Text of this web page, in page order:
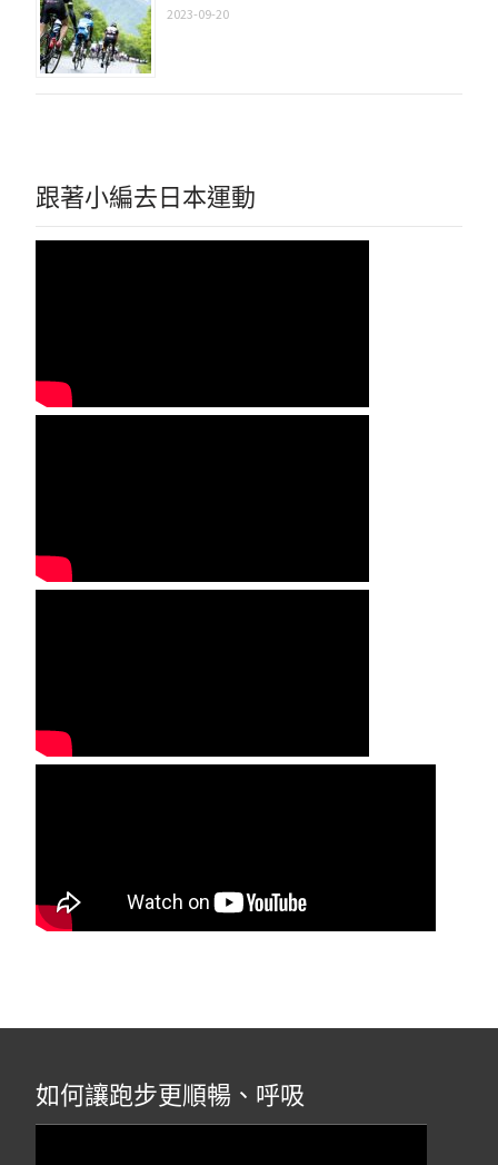
2023-09-20
跟著小編去日本運動
如何讓跑步更順暢、呼吸